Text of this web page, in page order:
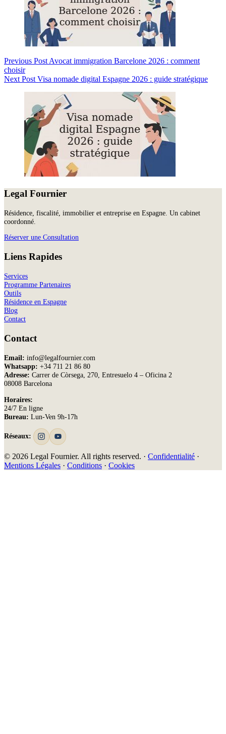
Previous Post Avocat immigration Barcelone 2026 : comment
choisir
Next Post Visa nomade digital Espagne 2026 : guide stratégique
Legal Fournier
Résidence, fiscalité, immobilier et entreprise en Espagne. Un cabinet
coordonné.
Réserver une Consultation
Liens Rapides
Services
Programme Partenaires
Outils
Résidence en Espagne
Blog
Contact
Contact
Email: info@legalfournier.com
Whatsapp: +34 711 21 86 80
Adresse: Carrer de Còrsega, 270, Entresuelo 4 – Oficina 2
08008 Barcelona
Horaires:
24/7 En ligne
Bureau: Lun-Ven 9h-17h
Réseaux:
© 2026 Legal Fournier. All rights reserved. · Confidentialité ·
Mentions Légales · Conditions · Cookies